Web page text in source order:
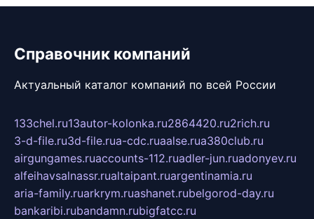
Справочник компаний
Актуальный каталог компаний по всей России
133chel.ru13autor-kolonka.ru2864420.ru2rich.ru
3-d-file.ru3d-file.rua-cdc.ruaalse.rua380club.ru
airgungames.ruaccounts-112.ruadler-jun.ruadonyev.ru
alfeihavsalnassr.rualtaipant.ruargentinamia.ru
aria-family.ruarkrym.ruashanet.rubelgorod-day.ru
bankaribi.rubandamn.rubigfatcc.ru